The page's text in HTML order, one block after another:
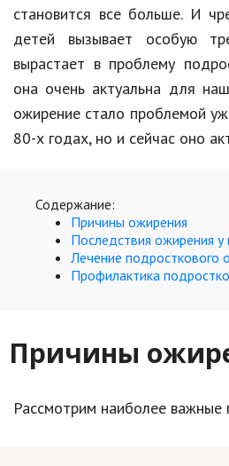
Обзоры
Рецепты
Красота и здоровье
Hi-Tech. Интернет
Дом и сад
Недвижимость
Спорт и фитнес
Творчество и рукоделие
Работа и бизнес
становится все больше. И
детей вызывает особую
вырастает в проблему
она очень актуальна для
ожирение стало проблемой
80-х годах, но и сейчас оно
Содержание:
Причины ожирения
Последствия ожирения у
Лечение подросткового
Профилактика
Причины
Рассмотрим наиболее важные